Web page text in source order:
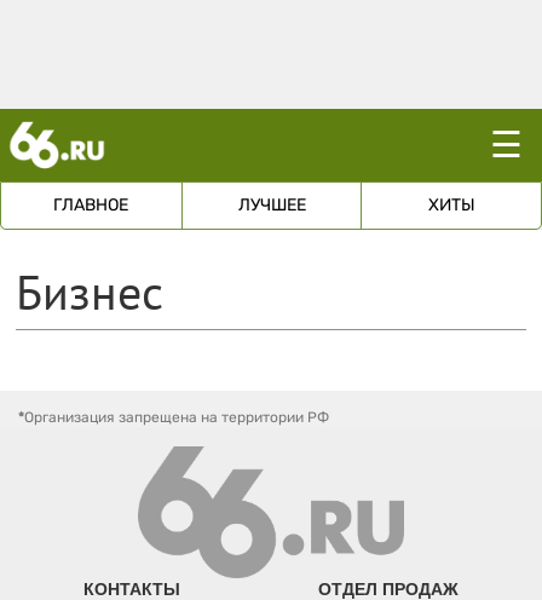
☰
ГЛАВНОЕ ЛУЧШЕЕ ХИТЫ
Бизнес
*Организация запрещена на территории РФ
КОНТАКТЫ ОТДЕЛ ПРОДАЖ